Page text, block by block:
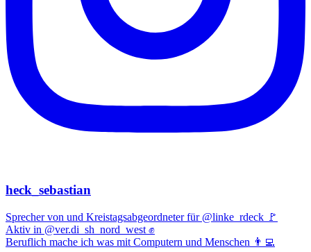
heck_sebastian
Sprecher von und Kreistagsabgeordneter für @linke_rdeck 🚩
Aktiv in @ver.di_sh_nord_west ✊
Beruflich mache ich was mit Computern und Menschen 👨‍💻